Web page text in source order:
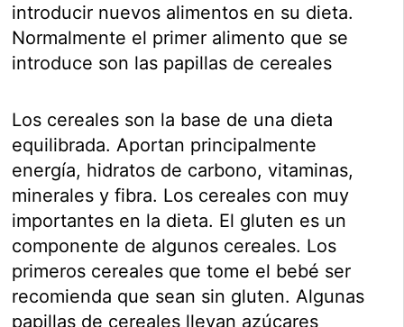
introducir nuevos alimentos en su dieta.
Normalmente el primer alimento que se
introduce son las papillas de cereales
Los cereales son la base de una dieta
equilibrada. Aportan principalmente
energía, hidratos de carbono, vitaminas,
minerales y fibra. Los cereales con muy
importantes en la dieta. El gluten es un
componente de algunos cereales. Los
primeros cereales que tome el bebé ser
recomienda que sean sin gluten. Algunas
papillas de cereales llevan azúcares